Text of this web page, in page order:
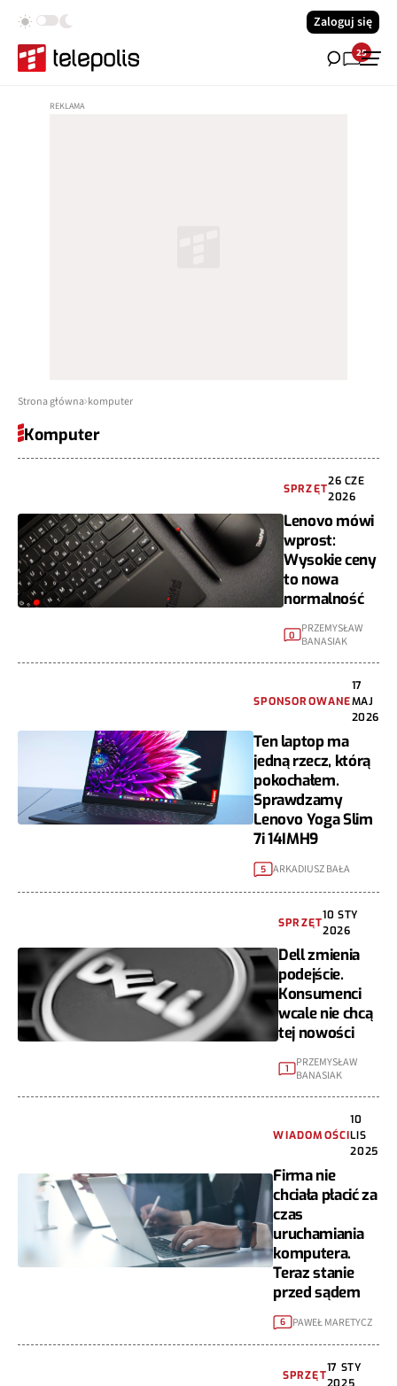
Zaloguj się
25
Strona główna komputer
Komputer
SPRZĘT
26 CZE
2026
Lenovo mówi
wprost:
Wysokie ceny
to nowa
normalność
0
PRZEMYSŁAW
BANASIAK
SPONSOROWANE
17
MAJ
2026
Ten laptop ma
jedną rzecz, którą
pokochałem.
Sprawdzamy
Lenovo Yoga Slim
7i 14IMH9
5 ARKADIUSZ BAŁA
SPRZĘT
10 STY
2026
Dell zmienia
podejście.
Konsumenci
wcale nie chcą
tej nowości
1
PRZEMYSŁAW
BANASIAK
WIADOMOŚCI
10
LIS
2025
Firma nie
chciała płacić za
czas
uruchamiania
komputera.
Teraz stanie
przed sądem
6 PAWEŁ MARETYCZ
SPRZĘT
17 STY